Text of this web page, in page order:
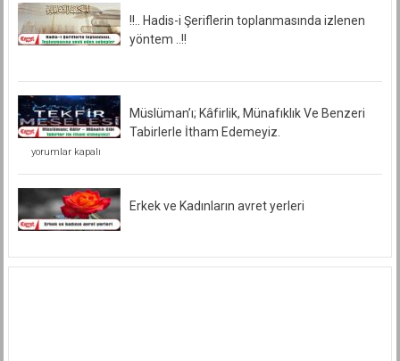
!!.. Hadis-i Şeriflerin toplanmasında izlenen
yöntem ..!!
Müslüman’ı; Kâfirlik, Münafıklık Ve Benzeri
Tabirlerle İtham Edemeyiz.
Müslüman’ı;
Münafıklık
Ve
Benzeri
Tabirlerle
İtham
yorumlar kapalı
Erkek ve Kadınların avret yerleri